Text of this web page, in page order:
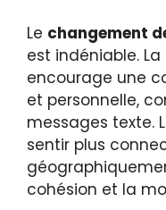
Le changement
est indéniable. La
encourage une
et personnelle,
messages texte.
sentir plus
cohésion et la